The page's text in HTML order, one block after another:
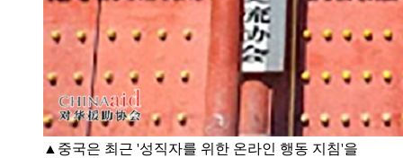
▲중국은 최근 '성직자를 위한 온라인 행동 지침'을